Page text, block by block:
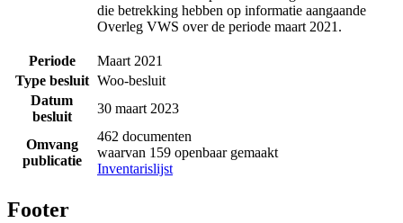
die betrekking hebben op informatie aangaande
Overleg VWS over de periode maart 2021.
Periode
Maart 2021
Type besluit Woo-besluit
Datum
besluit
30 maart 2023
Omvang
publicatie
462 documenten
waarvan 159 openbaar gemaakt
Inventarislijst
Footer